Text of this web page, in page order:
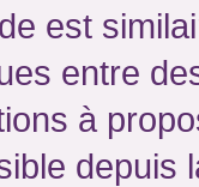
est
entre
à
depuis